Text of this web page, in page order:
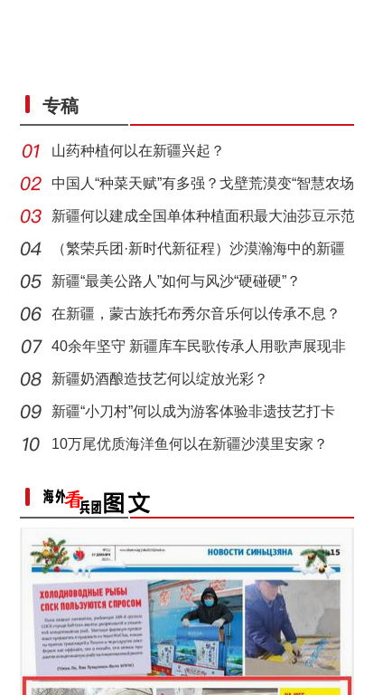
专稿
山药种植何以在新疆兴起？
中国人“种菜天赋”有多强？戈壁荒漠变“智慧农场
新疆何以建成全国单体种植面积最大油莎豆示范
基地
（繁荣兵团·新时代新征程）沙漠瀚海中的新疆
兵团
新疆“最美公路人”如何与风沙“硬碰硬”？
在新疆，蒙古族托布秀尔音乐何以传承不息？
40余年坚守 新疆库车民歌传承人用歌声展现非
遗魅力
新疆奶酒酿造技艺何以绽放光彩？
新疆“小刀村”何以成为游客体验非遗技艺打卡
地？
10万尾优质海洋鱼何以在新疆沙漠里安家？